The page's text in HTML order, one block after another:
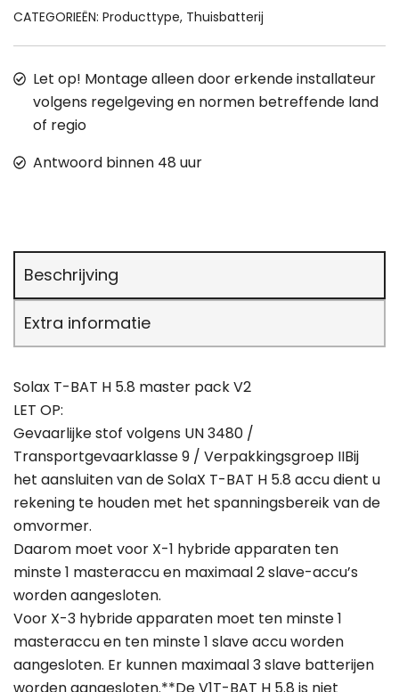
CATEGORIEËN: Producttype, Thuisbatterij
Let op! Montage alleen door erkende installateur
volgens regelgeving en normen betreffende land
of regio
Antwoord binnen 48 uur
Beschrijving
Extra informatie
Solax T-BAT H 5.8 master pack V2
LET OP:
Gevaarlijke stof volgens UN 3480 /
Transportgevaarklasse 9 / Verpakkingsgroep IIBij
het aansluiten van de SolaX T-BAT H 5.8 accu dient u
rekening te houden met het spanningsbereik van de
omvormer.
Daarom moet voor X-1 hybride apparaten ten
minste 1 masteraccu en maximaal 2 slave-accu’s
worden aangesloten.
Voor X-3 hybride apparaten moet ten minste 1
masteraccu en ten minste 1 slave accu worden
aangesloten. Er kunnen maximaal 3 slave batterijen